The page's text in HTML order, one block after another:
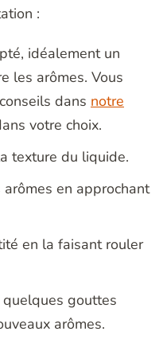
:
idéalement un
les arômes. Vous
dans notre
votre choix.
texture du liquide.
en approchant
en la faisant rouler
gouttes
arômes.